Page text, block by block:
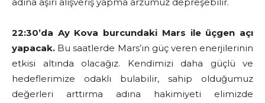
22:30’da Ay Kova burcundaki Mars ile üçgen açı
yapacak. Bu saatlerde Mars’ın güç veren enerjilerinin
etkisi altında olacağız. Kendimizi daha güçlü ve
hedeflerimize odaklı bulabilir, sahip olduğumuz
değerleri arttırma adına hakimiyeti elimizde